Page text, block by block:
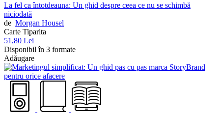
La fel ca întotdeauna: Un ghid despre ceea ce nu se schimbă
niciodată
de Morgan Housel
Carte Tiparita
51,80 Lei
Disponibil în 3 formate
Adăugare